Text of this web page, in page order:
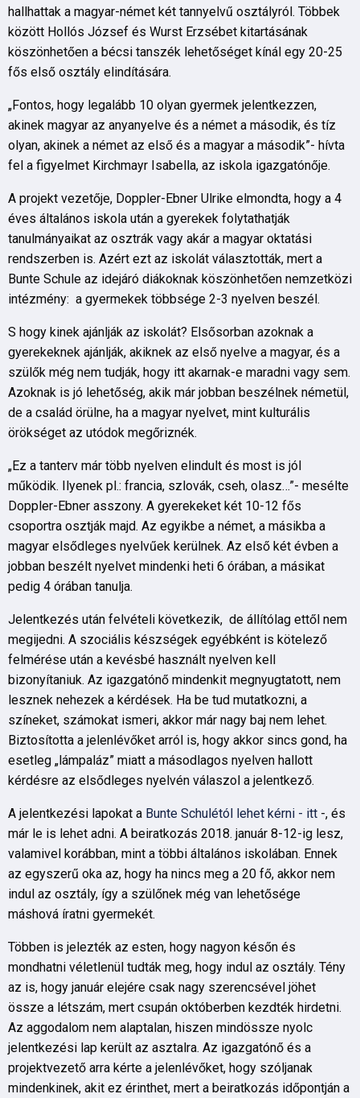
hallhattak a magyar-német két tannyelvű osztályról. Többek
között Hollós József és Wurst Erzsébet kitartásának
köszönhetően a bécsi tanszék lehetőséget kínál egy 20-25
fős első osztály elindítására.
„Fontos, hogy legalább 10 olyan gyermek jelentkezzen,
akinek magyar az anyanyelve és a német a második, és tíz
olyan, akinek a német az első és a magyar a második”- hívta
fel a figyelmet Kirchmayr Isabella, az iskola igazgatónője.
A projekt vezetője, Doppler-Ebner Ulrike elmondta, hogy a 4
éves általános iskola után a gyerekek folytathatják
tanulmányaikat az osztrák vagy akár a magyar oktatási
rendszerben is. Azért ezt az iskolát választották, mert a
Bunte Schule az idejáró diákoknak köszönhetően nemzetközi
intézmény: a gyermekek többsége 2-3 nyelven beszél.
S hogy kinek ajánlják az iskolát? Elsősorban azoknak a
gyerekeknek ajánlják, akiknek az első nyelve a magyar, és a
szülők még nem tudják, hogy itt akarnak-e maradni vagy sem.
Azoknak is jó lehetőség, akik már jobban beszélnek németül,
de a család örülne, ha a magyar nyelvet, mint kulturális
örökséget az utódok megőriznék.
„Ez a tanterv már több nyelven elindult és most is jól
működik. Ilyenek pl.: francia, szlovák, cseh, olasz…”- mesélte
Doppler-Ebner asszony. A gyerekeket két 10-12 fős
csoportra osztják majd. Az egyikbe a német, a másikba a
magyar elsődleges nyelvűek kerülnek. Az első két évben a
jobban beszélt nyelvet mindenki heti 6 órában, a másikat
pedig 4 órában tanulja.
Jelentkezés után felvételi következik, de állítólag ettől nem
megijedni. A szociális készségek egyébként is kötelező
felmérése után a kevésbé használt nyelven kell
bizonyítaniuk. Az igazgatónő mindenkit megnyugtatott, nem
lesznek nehezek a kérdések. Ha be tud mutatkozni, a
színeket, számokat ismeri, akkor már nagy baj nem lehet.
Biztosította a jelenlévőket arról is, hogy akkor sincs gond, ha
esetleg „lámpaláz” miatt a másodlagos nyelven hallott
kérdésre az elsődleges nyelvén válaszol a jelentkező.
A jelentkezési lapokat a Bunte Schulétól lehet kérni - itt -, és
már le is lehet adni. A beiratkozás 2018. január 8-12-ig lesz,
valamivel korábban, mint a többi általános iskolában. Ennek
az egyszerű oka az, hogy ha nincs meg a 20 fő, akkor nem
indul az osztály, így a szülőnek még van lehetősége
máshová íratni gyermekét.
Többen is jelezték az esten, hogy nagyon későn és
mondhatni véletlenül tudták meg, hogy indul az osztály. Tény
az is, hogy január elejére csak nagy szerencsével jöhet
össze a létszám, mert csupán októberben kezdték hirdetni.
Az aggodalom nem alaptalan, hiszen mindössze nyolc
jelentkezési lap került az asztalra. Az igazgatónő és a
projektvezető arra kérte a jelenlévőket, hogy szóljanak
mindenkinek, akit ez érinthet, mert a beiratkozás időpontján a